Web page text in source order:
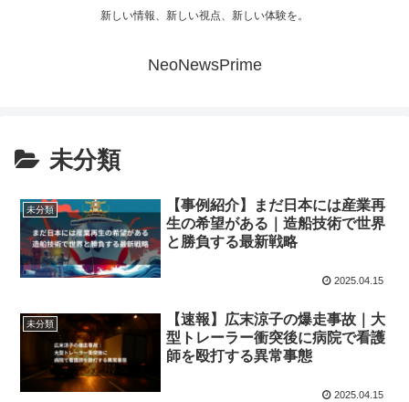
新しい情報、新しい視点、新しい体験を。
NeoNewsPrime
未分類
未分類
【事例紹介】まだ日本には産業再
生の希望がある｜造船技術で世界
と勝負する最新戦略
2025.04.15
未分類
【速報】広末涼子の爆走事故｜大
型トレーラー衝突後に病院で看護
師を殴打する異常事態
2025.04.15